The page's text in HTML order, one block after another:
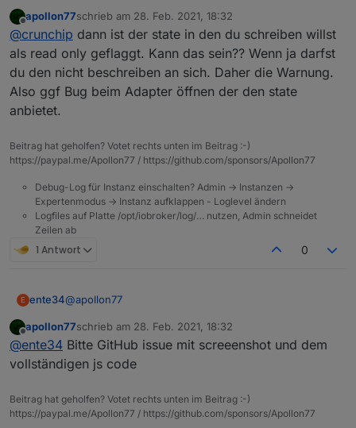
noch ein obj.state.value
hab ich auch noch, aber telegram kommt nun an
was noch aufgefallen ist, kommt wenn man das script
aufruft
apollon77schrieb am 28. Feb. 2021, 18:32
zuletzt editiert von
@crunchip dann ist der state in den du schreiben willst
als read only geflaggt. Kann das sein?? Wenn ja darfst
du den nicht beschreiben an sich. Daher die Warnung.
Also ggf Bug beim Adapter öffnen der den state
anbietet.
Beitrag hat geholfen? Votet rechts unten im Beitrag :-)
https://paypal.me/Apollon77 / https://github.com/sponsors/Apollon77
Debug-Log für Instanz einschalten? Admin -> Instanzen ->
Expertenmodus -> Instanz aufklappen - Loglevel ändern
Logfiles auf Platte /opt/iobroker/log/… nutzen, Admin schneidet
Zeilen ab
1 Antwort 0
E ente34@apollon77
State condition false funktioniert noch nicht + noch ein
obj.state.value
(5.0.4, habe nur state condition gelöscht und neu
gemacht)
let cond0 = false;
    const _cond = obj.state.val == _;
    if (cond0 === false && _cond) {
Offline
apollon77schrieb am 28. Feb. 2021, 18:32
zuletzt editiert von
@ente34 Bitte GitHub issue mit screeenshot und dem
vollständigen js code
Beitrag hat geholfen? Votet rechts unten im Beitrag :-)
https://paypal.me/Apollon77 / https://github.com/sponsors/Apollon77